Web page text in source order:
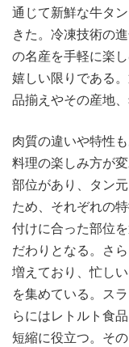
通じて新鮮な牛タ
きた。冷凍技術の
の名産を手軽に楽
嬉しい限りである
品揃えやその産地
肉質の違いや特性
料理の楽しみ方が
部位があり、タン
ため、それぞれの
付けに合った部位
だわりとなる。さ
増えており、忙し
を集めている。ス
らにはレトルト食
短縮に役立つ。そ